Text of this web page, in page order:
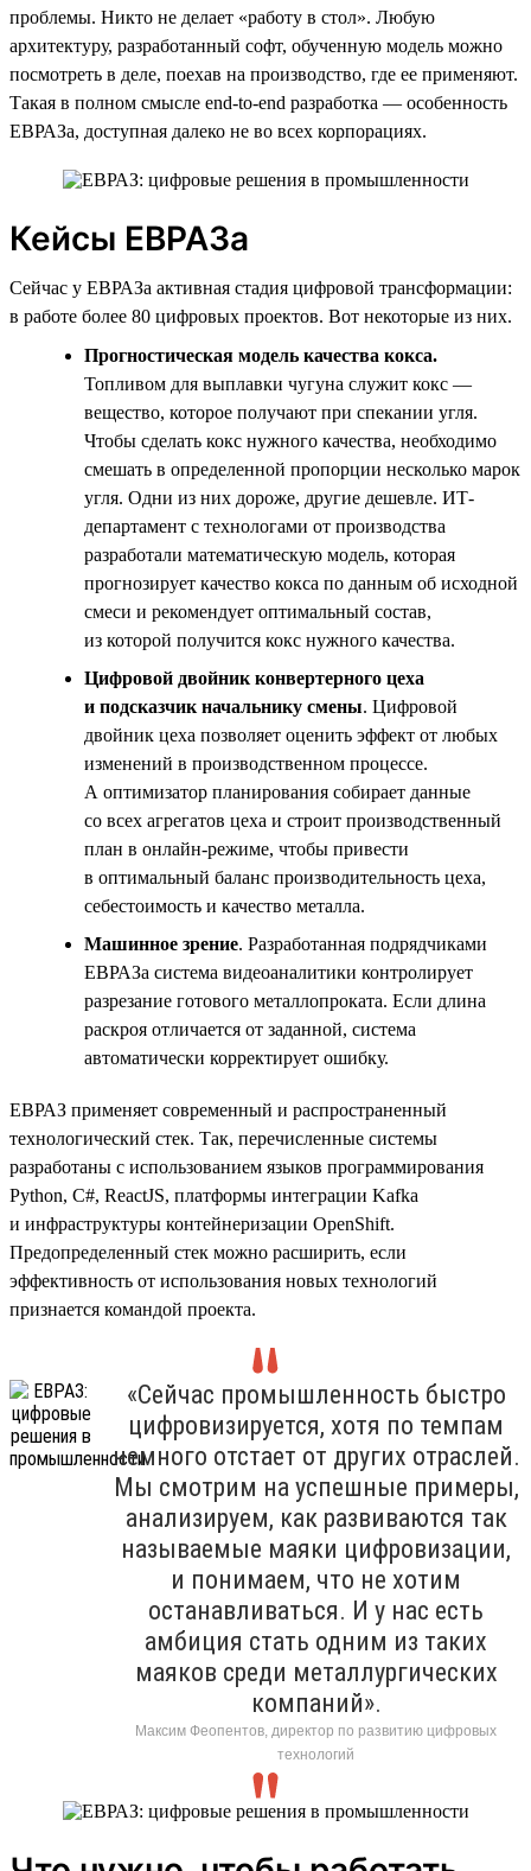
проблемы. Никто не делает «работу в стол». Любую
архитектуру, разработанный софт, обученную модель можно
посмотреть в деле, поехав на производство, где ее применяют.
Такая в полном смысле end-to-end разработка — особенность
ЕВРАЗа, доступная далеко не во всех корпорациях.
Кейсы ЕВРАЗа
Сейчас у ЕВРАЗа активная стадия цифровой трансформации:
в работе более 80 цифровых проектов. Вот некоторые из них.
Прогностическая модель качества кокса.
Топливом для выплавки чугуна служит кокс —
вещество, которое получают при спекании угля.
Чтобы сделать кокс нужного качества, необходимо
смешать в определенной пропорции несколько марок
угля. Одни из них дороже, другие дешевле. ИТ-
департамент с технологами от производства
разработали математическую модель, которая
прогнозирует качество кокса по данным об исходной
смеси и рекомендует оптимальный состав,
из которой получится кокс нужного качества.
Цифровой двойник конвертерного цеха
и подсказчик начальнику смены. Цифровой
двойник цеха позволяет оценить эффект от любых
изменений в производственном процессе.
А оптимизатор планирования собирает данные
со всех агрегатов цеха и строит производственный
план в онлайн-режиме, чтобы привести
в оптимальный баланс производительность цеха,
себестоимость и качество металла.
Машинное зрение. Разработанная подрядчиками
ЕВРАЗа система видеоаналитики контролирует
разрезание готового металлопроката. Если длина
раскроя отличается от заданной, система
автоматически корректирует ошибку.
ЕВРАЗ применяет современный и распространенный
технологический стек. Так, перечисленные системы
разработаны с использованием языков программирования
Python, С#, ReactJS, платформы интеграции Kafka
и инфраструктуры контейнеризации OpenShift.
Предопределенный стек можно расширить, если
эффективность от использования новых технологий
признается командой проекта.
«Сейчас промышленность быстро
цифровизируется, хотя по темпам
немного отстает от других отраслей.
Мы смотрим на успешные примеры,
анализируем, как развиваются так
называемые маяки цифровизации,
и понимаем, что не хотим
останавливаться. И у нас есть
амбиция стать одним из таких
маяков среди металлургических
компаний».
Максим Феопентов, директор по развитию цифровых
технологий